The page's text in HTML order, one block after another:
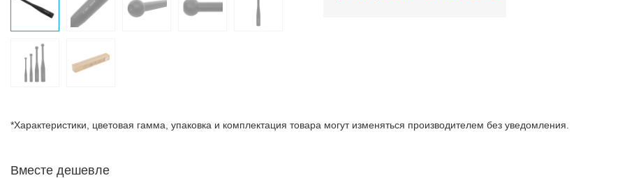
*Характеристики, цветовая гамма, упаковка и комплектация товара могут изменяться производителем без уведомления.
Вместе дешевле